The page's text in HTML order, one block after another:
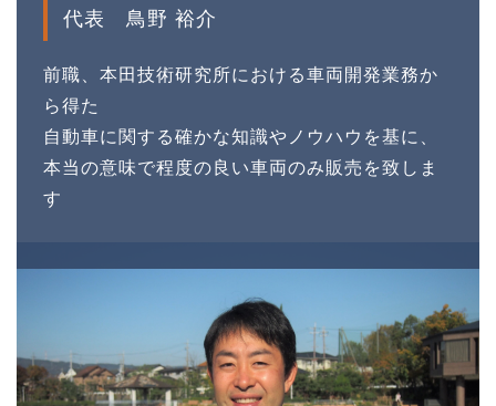
代表 鳥野 裕介
前職、本田技術研究所における車両開発業務か
ら得た
自動車に関する確かな知識やノウハウを基に、
本当の意味で程度の良い車両のみ販売を致しま
す